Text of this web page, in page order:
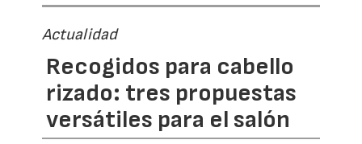
Actualidad
Recogidos para cabello
rizado: tres propuestas
versátiles para el salón